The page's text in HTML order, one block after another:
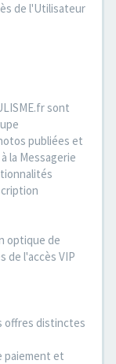
de l'Utilisateur
sont
publiées et
la Messagerie
optique de
de l'accès VIP
offres distinctes
paiement et